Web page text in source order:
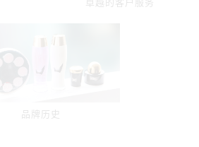
卓越的客户服务
品牌历史